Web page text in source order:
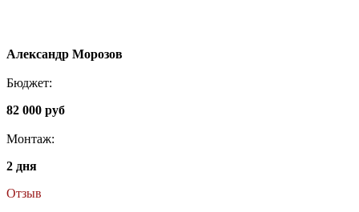
Александр Морозов
Бюджет:
82 000 руб
Монтаж:
2 дня
Отзыв